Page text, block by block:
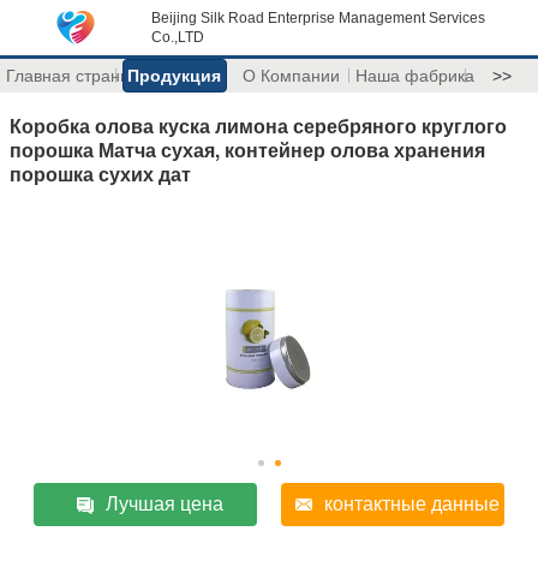
Beijing Silk Road Enterprise Management Services
Co.,LTD
Главная страницаПродукция О Компании Наша фабрика >>
Коробка олова куска лимона серебряного круглого
порошка Матча сухая, контейнер олова хранения
порошка сухих дат
Лучшая цена контактные данные